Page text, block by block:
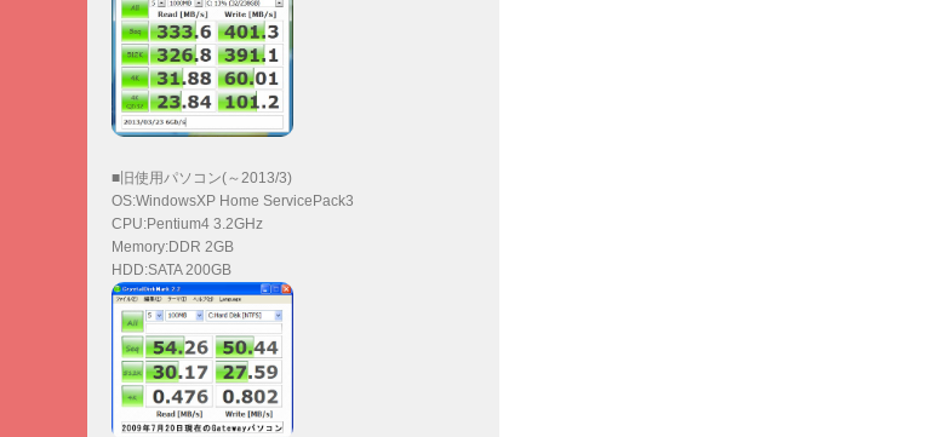
■旧使用パソコン(～2013/3)
OS:WindowsXP Home ServicePack3
CPU:Pentium4 3.2GHz
Memory:DDR 2GB
HDD:SATA 200GB